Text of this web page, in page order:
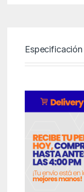
Especificación